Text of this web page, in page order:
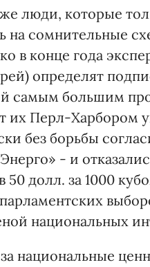
люди, которые
на сомнительные
в конце года
определят
самым большим
их Перл-Харбором
без борьбы
- и
50 долл. за 1000
национальных
национальные